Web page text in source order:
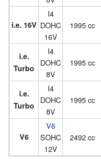
i.e. 16V
I4
DOHC
16V
1995 cc
i.e.
Turbo
I4
DOHC
8V
1995 cc
i.e.
Turbo
I4
DOHC
8V
1995 cc
V6
V6
SOHC
12V
2492 cc